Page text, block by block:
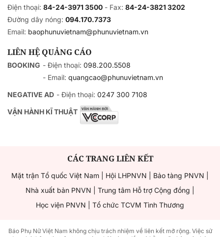
Điện thoại: 84-24-3971 3500 - Fax: 84-24-3821 3202
Đường dây nóng: 094.170.7373
Email: baophunuvietnam@phunuvietnam.vn
LIÊN HỆ QUẢNG CÁO
BOOKING - Điện thoại: 098.200.5508
- Email: quangcao@phunuvietnam.vn
NEGATIVE AD - Điện thoại: 0247 300 7108
VẬN HÀNH KĨ THUẬT
CÁC TRANG LIÊN KẾT
Mặt trận Tổ quốc Việt Nam Hội LHPNVN Bảo tàng PNVN
Nhà xuất bản PNVN
Trung tâm Hỗ trợ Cộng đồng
Học viện PNVN
Tổ chức TCVM Tình Thương
Báo Phụ Nữ Việt Nam không chịu trách nhiệm về liên kết mở rộng. Việc sử